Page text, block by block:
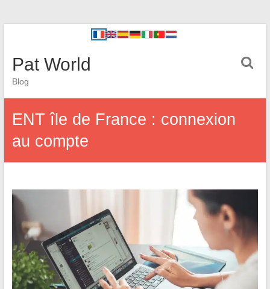
Pat World
Blog
ENT île de France : connexion
au compte